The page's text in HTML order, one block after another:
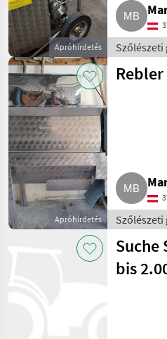
Apróhirdetés
Szőlészeti
Pincészeti
Apróhirdetés
Szőlészeti
Pincészeti
Suche
bis